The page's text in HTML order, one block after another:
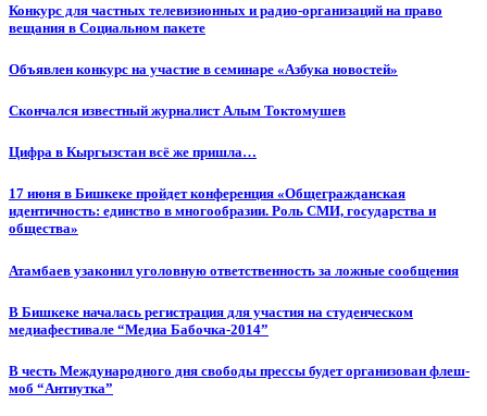
Конкурс для частных телевизионных и радио-организаций на право
вещания в Социальном пакете
Объявлен конкурс на участие в семинаре «Азбука новостей»
Cкончался известный журналист Алым Токтомушев
Цифра в Кыргызстан всё же пришла…
17 июня в Бишкеке пройдет конференция «Общегражданская
идентичность: единство в многообразии. Роль СМИ, государства и
общества»
Атамбаев узаконил уголовную ответственность за ложные сообщения
В Бишкеке началась регистрация для участия на студенческом
медиафестивале “Медиа Бабочка-2014”
В честь Международного дня свободы прессы будет организован флеш-
моб “Антиутка”